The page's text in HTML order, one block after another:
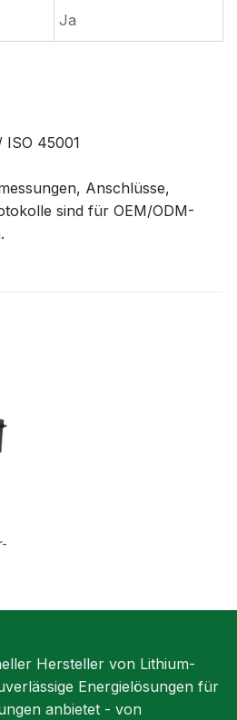
Ja
ISO 45001
Anschlüsse,
sind für OEM/ODM-
Hersteller von Lithium-
Energielösungen für
anbietet - von